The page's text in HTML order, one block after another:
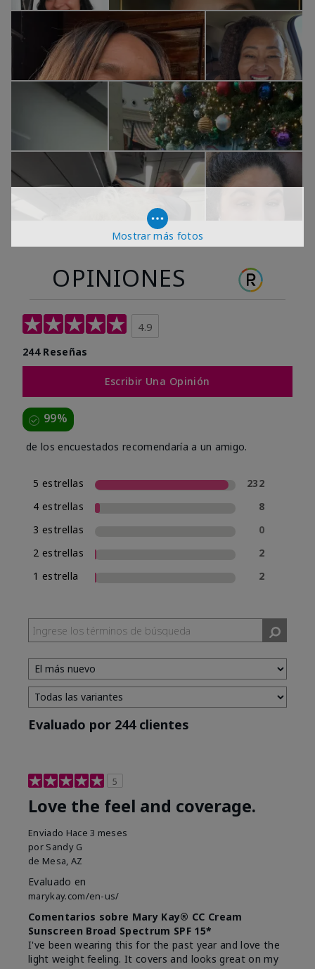
Mostrar más fotos
OPINIONES
4.9
244 Reseñas
Escribir Una Opinión
99%
de los encuestados recomendaría a un amigo.
5 estrellas
232
4 estrellas
8
3 estrellas
0
2 estrellas
2
1 estrella
2
Evaluado por 244 clientes
5
Love the feel and coverage.
Enviado Hace 3 meses
por Sandy G
de Mesa, AZ
Evaluado en
marykay.com/en-us/
Comentarios sobre Mary Kay® CC Cream
Sunscreen Broad Spectrum SPF 15*
I've been wearing this for the past year and love the
light weight feeling. It covers and looks great on my